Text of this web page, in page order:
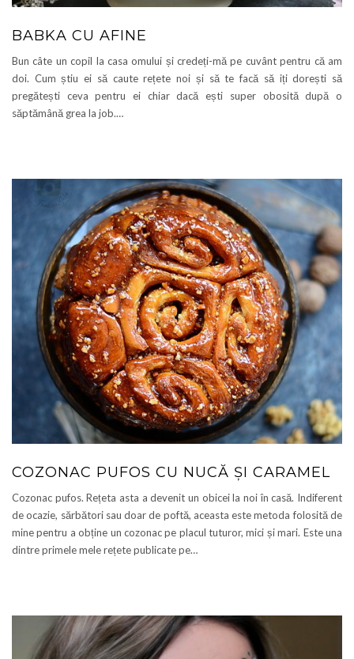
BABKA CU AFINE
Bun câte un copil la casa omului și credeți-mă pe cuvânt pentru că am
doi. Cum știu ei să caute rețete noi și să te facă să iți dorești să
pregătești ceva pentru ei chiar dacă ești super obosită după o
săptămână grea la job.…
COZONAC PUFOS CU NUCĂ ȘI CARAMEL
Cozonac pufos. Rețeta asta a devenit un obicei la noi în casă. Indiferent
de ocazie, sărbători sau doar de poftă, aceasta este metoda folosită de
mine pentru a obține un cozonac pe placul tuturor, mici și mari. Este una
dintre primele mele rețete publicate pe…